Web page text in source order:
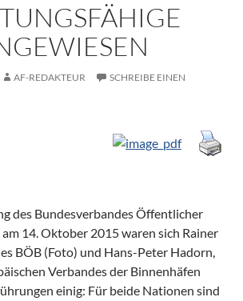
AF-REDAKTEUR
SCHREIBE EINEN
des Bundesverbandes Öffentlicher
14. Oktober 2015 waren sich Rainer
BÖB (Foto) und Hans-Peter Hadorn,
Verbandes der Binnenhäfen
einig: Für beide Nationen sind